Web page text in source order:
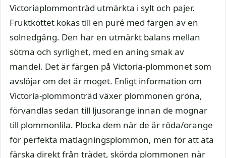
Victoriaplommonträd utmärkta i sylt och pajer.
Fruktköttet kokas till en puré med färgen av en
solnedgång. Den har en utmärkt balans mellan
sötma och syrlighet, med en aning smak av
mandel. Det är färgen på Victoria-plommonet som
avslöjar om det är moget. Enligt information om
Victoria-plommonträd växer plommonen gröna,
förvandlas sedan till ljusorange innan de mognar
till plommonlila. Plocka dem när de är röda/orange
för perfekta matlagningsplommon, men för att äta
färska direkt från trädet, skörda plommonen när